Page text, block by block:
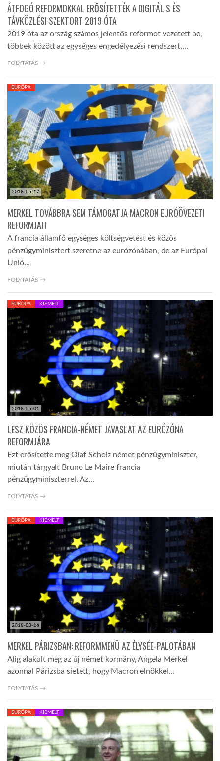
LINKTR.EE
DOBRAVERO.HU
LATIMO.HU
GLOBOBOOK
ÁTFOGÓ REFORMOKKAL ERŐSÍTETTÉK A DIGITÁLIS ÉS
TÁVKÖZLÉSI SZEKTORT 2019 ÓTA
2019 óta az ország számos jelentős reformot vezetett be,
többek között az egységes engedélyezési rendszert,…
FOLYTATÁS →
2018-05-17
EURÓPA
MERKEL TOVÁBBRA SEM TÁMOGATJA MACRON EURÓÖVEZETI
REFORMJAIT
A francia államfő egységes költségvetést és közös
pénzügyminisztert szeretne az eurózónában, de az Európai
Unió…
FOLYTATÁS →
2018-05-01
EURÓPA KIEMELT
LESZ KÖZÖS FRANCIA-NÉMET JAVASLAT AZ EURÓZÓNA
REFORMJÁRA
Ezt erősítette meg Olaf Scholz német pénzügyminiszter,
miután tárgyalt Bruno Le Maire francia
pénzügyminiszterrel. Az…
FOLYTATÁS →
2018-03-16
EURÓPA KIEMELT
MERKEL PÁRIZSBAN: REFORMMENÜ AZ ÉLYSÉE-PALOTÁBAN
Alig alakult meg az új német kormány, Angela Merkel
azonnal Párizsba sietett, hogy Macron elnökkel…
FOLYTATÁS →
EURÓPA KIEMELT